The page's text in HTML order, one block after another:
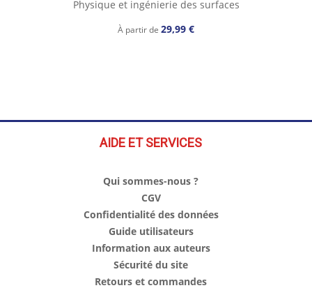
Physique et ingénierie des surfaces
À partir de 29,99 €
AIDE ET SERVICES
Qui sommes-nous ?
CGV
Confidentialité des données
Guide utilisateurs
Information aux auteurs
Sécurité du site
Retours et commandes